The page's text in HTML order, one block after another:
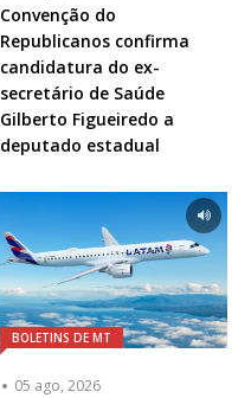
Convenção do
Republicanos confirma
candidatura do ex-
secretário de Saúde
Gilberto Figueiredo a
deputado estadual
BOLETINS DE MT
05 ago, 2026